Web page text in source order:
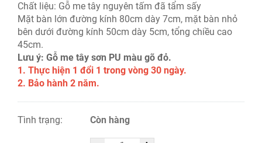
Chất liệu: Gỗ me tây nguyên tấm đã tẩm sấy
Mặt bàn lớn đường kính 80cm dày 7cm, mặt bàn nhỏ
bên dưới đường kính 50cm dày 5cm, tổng chiều cao
45cm.
Lưu ý: Gỗ me tây sơn PU màu gõ đỏ.
1. Thực hiện 1 đổi 1 trong vòng 30 ngày.
2. Bảo hành 2 năm.
Tình trạng: Còn hàng